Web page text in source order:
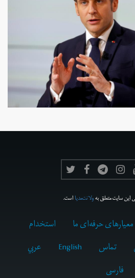
این سایت متعلق بهولانت‌مدیااست.
حرفه‌ای ما
استخدام
تماس English
عربي
فارسى